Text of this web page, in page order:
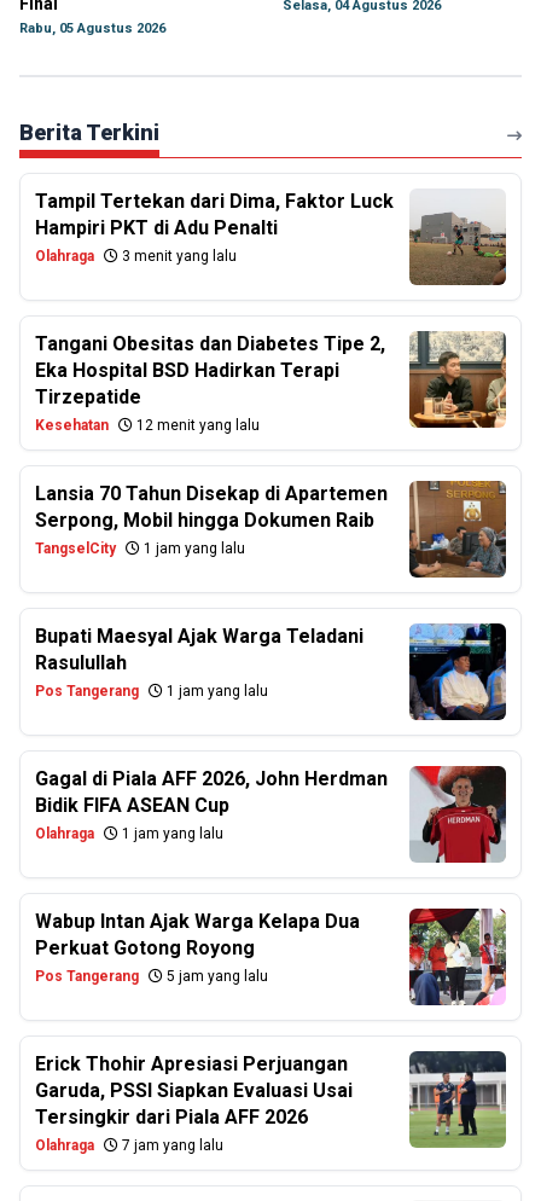
Rabu, 05 Agustus 2026
Selasa, 04 Agustus 2026
Berita Terkini
Tampil Tertekan dari Dima, Faktor Luck
Hampiri PKT di Adu Penalti
Olahraga 3 menit yang lalu
Tangani Obesitas dan Diabetes Tipe 2,
Eka Hospital BSD Hadirkan Terapi
Tirzepatide
Kesehatan 12 menit yang lalu
Lansia 70 Tahun Disekap di Apartemen
Serpong, Mobil hingga Dokumen Raib
TangselCity 1 jam yang lalu
Bupati Maesyal Ajak Warga Teladani
Rasulullah
Pos Tangerang 1 jam yang lalu
Gagal di Piala AFF 2026, John Herdman
Bidik FIFA ASEAN Cup
Olahraga 1 jam yang lalu
Wabup Intan Ajak Warga Kelapa Dua
Perkuat Gotong Royong
Pos Tangerang 5 jam yang lalu
Erick Thohir Apresiasi Perjuangan
Garuda, PSSI Siapkan Evaluasi Usai
Tersingkir dari Piala AFF 2026
Olahraga 7 jam yang lalu